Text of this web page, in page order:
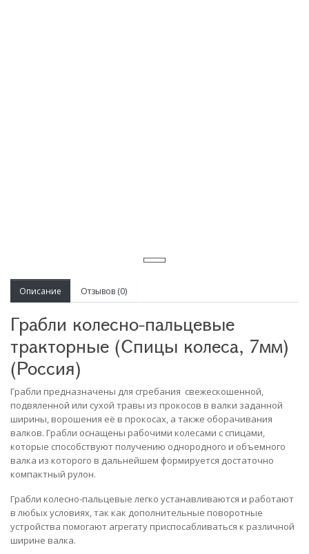
Описание Отзывов (0)
Грабли колесно-пальцевые
тракторные (Спицы колеса, 7мм)
(Россия)
Грабли предназначены для сгребания свежескошенной,
подвяленной или сухой травы из прокосов в валки заданной
ширины, ворошения её в прокосах, а также оборачивания
валков. Грабли оснащены рабочими колесами с спицами,
которые способствуют получению однородного и объемного
валка из которого в дальнейшем формируется достаточно
компактный рулон.
Грабли колесно-пальцевые легко устанавливаются и работают
в любых условиях, так как дополнительные поворотные
устройства помогают агрегату приспосабливаться к различной
ширине валка.